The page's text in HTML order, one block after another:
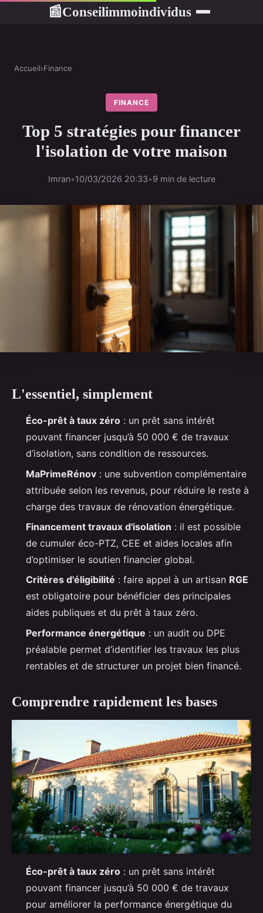
📰Conseilimmoindividus
Accueil›Finance
FINANCE
Top 5 stratégies pour financer
l'isolation de votre maison
Imran•10/03/2026 20:33•9 min de lecture
L'essentiel, simplement
Éco-prêt à taux zéro : un prêt sans intérêt
pouvant financer jusqu’à 50 000 € de travaux
d’isolation, sans condition de ressources.
MaPrimeRénov : une subvention complémentaire
attribuée selon les revenus, pour réduire le reste à
charge des travaux de rénovation énergétique.
Financement travaux d'isolation : il est possible
de cumuler éco-PTZ, CEE et aides locales afin
d’optimiser le soutien financier global.
Critères d'éligibilité : faire appel à un artisan RGE
est obligatoire pour bénéficier des principales
aides publiques et du prêt à taux zéro.
Performance énergétique : un audit ou DPE
préalable permet d’identifier les travaux les plus
rentables et de structurer un projet bien financé.
Comprendre rapidement les bases
Éco-prêt à taux zéro : un prêt sans intérêt
pouvant financer jusqu’à 50 000 € de travaux
pour améliorer la performance énergétique du